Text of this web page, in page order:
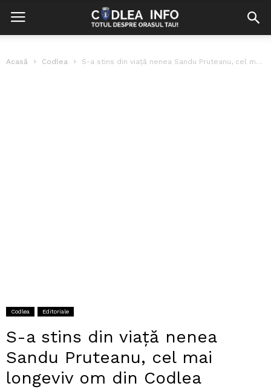
Acasă Codlea S-a stins din viață nenea Sandu Pruteanu, cel mai longeviv om din...
Codlea Editoriale
S-a stins din viață nenea
Sandu Pruteanu, cel mai
longeviv om din Codlea